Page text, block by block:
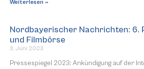
Weiterlesen »
Nordbayerischer Nachrichten: 6.
und Filmbörse
3. Juni 2023
Pressespiegel 2023: Ankündigung auf der